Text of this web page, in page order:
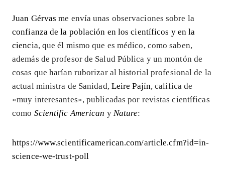
Juan Gérvasme envía unas observaciones sobre la
confianza de la población en los científicos y en la
ciencia, que él mismo que es médico, como saben,
además de profesor de Salud Pública y un montón de
cosas que harían ruborizar al historial profesional de la
actual ministra de Sanidad, Leire Pajín, califica de
«muy interesantes», publicadas por revistas científicas
como Scientific American y Nature:
https://www.scientificamerican.com/article.cfm?id=in-
science-we-trust-poll